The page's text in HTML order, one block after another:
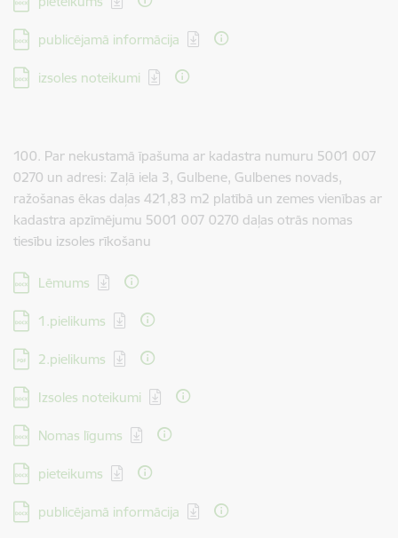
Lejupielādēt:
publicējamā informācija
Lejupielādēt:
izsoles noteikumi
100. Par nekustamā īpašuma ar kadastra numuru 5001 007
0270 un adresi: Zaļā iela 3, Gulbene, Gulbenes novads,
ražošanas ēkas daļas 421,83 m2 platībā un zemes vienības ar
kadastra apzīmējumu 5001 007 0270 daļas otrās nomas
tiesību izsoles rīkošanu
Lejupielādēt:
Lēmums
Lejupielādēt:
1.pielikums
Lejupielādēt:
2.pielikums
Lejupielādēt:
Izsoles noteikumi
Lejupielādēt:
Nomas līgums
Lejupielādēt:
pieteikums
Lejupielādēt:
publicējamā informācija